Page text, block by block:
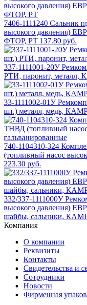
7406-1111240 Сальник
высокого давления)
ФТОР, РТ 137.80 руб.
337-1111001-20У
РТИ, паронит,
33-1111002-01У
шт.) металл, медь,
740-1104310-324
(топливный насос
223.30 руб.
332/337-1111000У
высокого давления)
шайбы, сальники,
Компания
О компании
Реквизиты
Контакты
Свидетельства и
Сотрудники
Новости
Фирменная